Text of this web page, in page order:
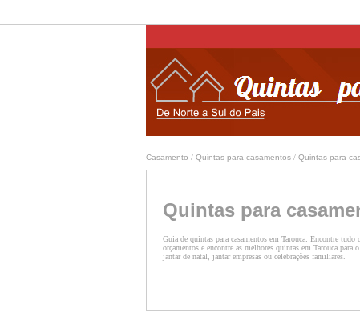
Casamento / Quintas para casamentos / Quintas para
Quintas para
Guia de quintas para casamentos em Tarouca: Encontre tudo
orçamentos e encontre as melhores quintas em Tarouca para
jantar de natal, jantar empresas ou celebrações familiares.